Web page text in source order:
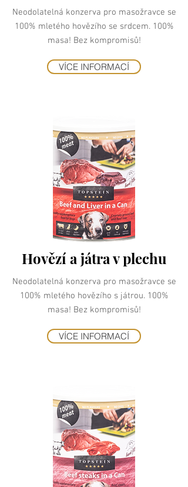
Neodolatelná konzerva pro masožravce se
100% mletého hovězího se srdcem. 100%
masa! Bez kompromisů!
VÍCE INFORMACÍ
Hovězí a játra v plechu
Neodolatelná konzerva pro masožravce se
100% mletého hovězího s játrou. 100%
masa! Bez kompromisů!
VÍCE INFORMACÍ